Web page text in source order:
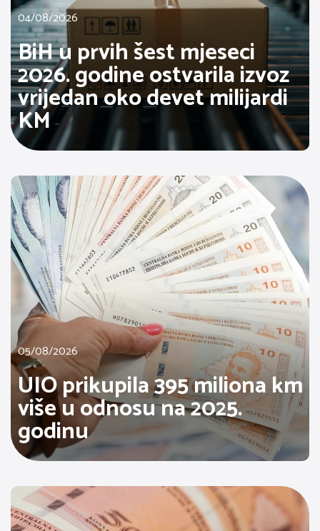
04/08/2026
BiH u prvih šest mjeseci
2026. godine ostvarila izvoz
vrijedan oko devet milijardi
KM
05/08/2026
UIO prikupila 395 miliona km
više u odnosu na 2025.
godinu